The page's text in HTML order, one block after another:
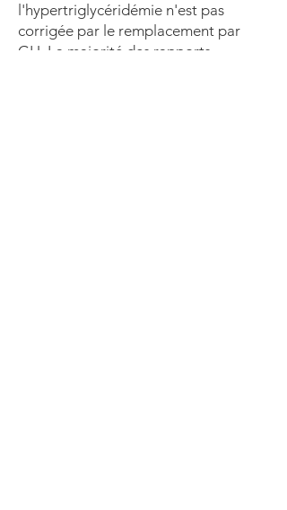
l'hypertriglycéridémie n'est pas
corrigée par le remplacement par
GH. La majorité des rapports